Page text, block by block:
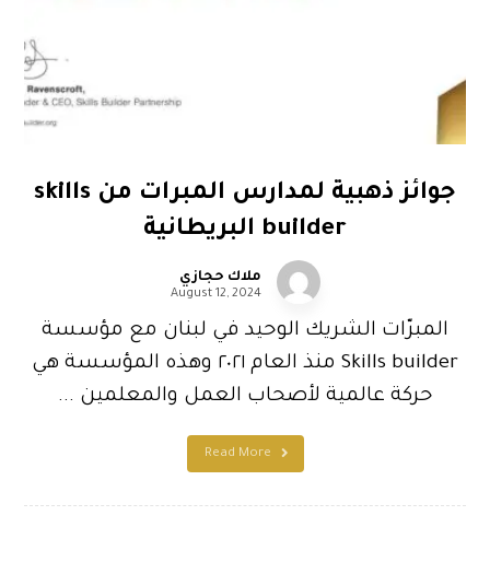
جوائز ذهبية لمدارس المبرات من skills
builder البريطانية
ملاك حجازي
August 12, 2024
المبرّات الشريك الوحيد في لبنان مع مؤسسة
Skills builder منذ العام ٢٠٢١ وهذه المؤسسة هي
حركة عالمية لأصحاب العمل والمعلمين ...
Read More